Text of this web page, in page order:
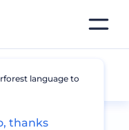
language to
thanks